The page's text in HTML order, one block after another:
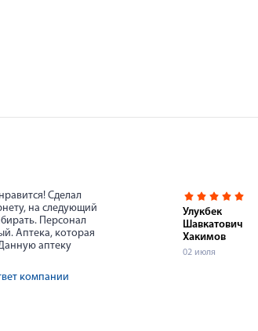
Сделал
на следующий
Персонал
Аптека, которая
аптеку
компании
Улукбек
Шавкатович
Хакимов
02 июля